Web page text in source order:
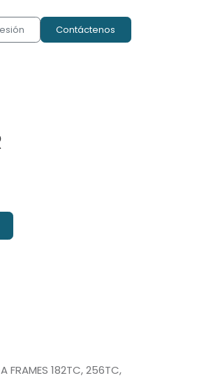
Contáctenos
FRAMES 182TC, 256TC,